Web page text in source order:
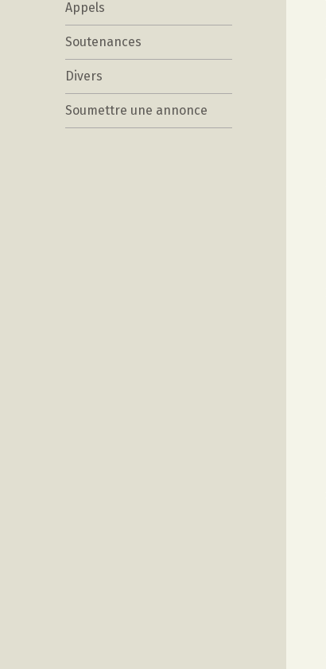
Appels
Soutenances
Divers
Soumettre une annonce